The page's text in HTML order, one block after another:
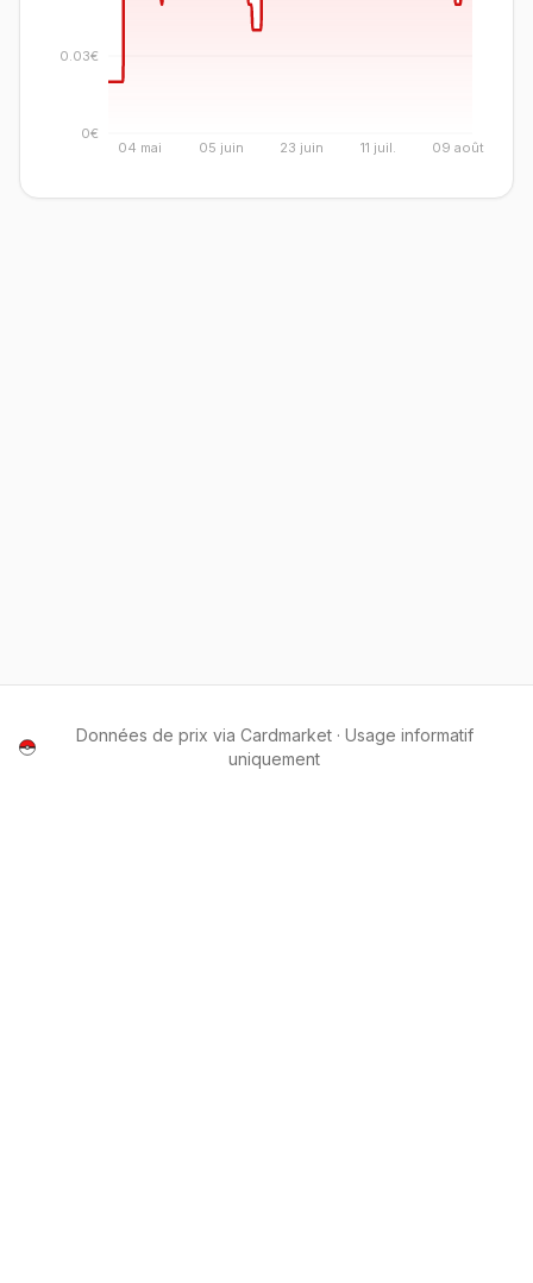
04 mai 05 juin 23 juin 11 juil. 09 août
0€
0.03€
Données de prix via Cardmarket · Usage informatif
uniquement